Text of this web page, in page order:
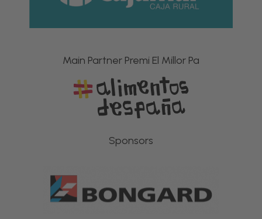
Main Partner Premi El Millor Pa
Sponsors